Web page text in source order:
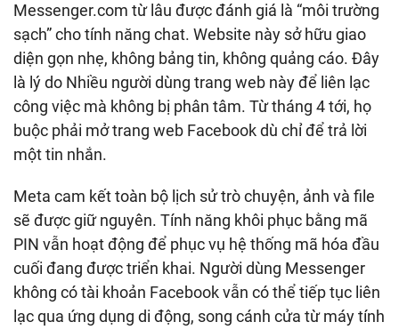
Messenger.com từ lâu được đánh giá là “môi trường
sạch” cho tính năng chat. Website này sở hữu giao
diện gọn nhẹ, không bảng tin, không quảng cáo. Đây
là lý do Nhiều người dùng trang web này để liên lạc
công việc mà không bị phân tâm. Từ tháng 4 tới, họ
buộc phải mở trang web Facebook dù chỉ để trả lời
một tin nhắn.
Meta cam kết toàn bộ lịch sử trò chuyện, ảnh và file
sẽ được giữ nguyên. Tính năng khôi phục bằng mã
PIN vẫn hoạt động để phục vụ hệ thống mã hóa đầu
cuối đang được triển khai. Người dùng Messenger
không có tài khoản Facebook vẫn có thể tiếp tục liên
lạc qua ứng dụng di động, song cánh cửa từ máy tính